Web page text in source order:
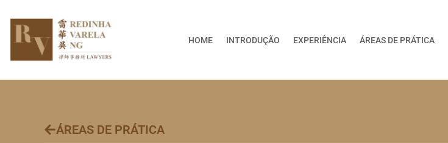
content
HOME INTRODUÇÃO EXPERIÊNCIA ÁREAS DE PRÁTICA
ÁREAS DE PRÁTICA